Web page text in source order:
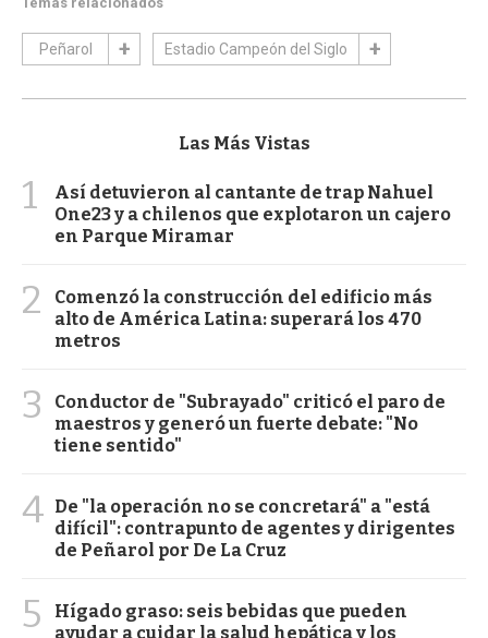
Peñarol Estadio Campeón del Siglo
Las Más Vistas
1
Así detuvieron al cantante de trap Nahuel
One23 y a chilenos que explotaron un cajero
en Parque Miramar
2
Comenzó la construcción del edificio más
alto de América Latina: superará los 470
metros
3
Conductor de "Subrayado" criticó el paro de
maestros y generó un fuerte debate: "No
tiene sentido"
4 De "la operación no se concretará" a "está
difícil": contrapunto de agentes y dirigentes
de Peñarol por De La Cruz
5
Hígado graso: seis bebidas que pueden
ayudar a cuidar la salud hepática y los